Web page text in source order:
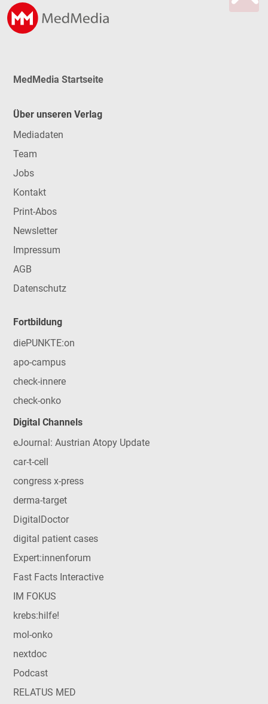
MedMedia Startseite
Über unseren Verlag
Mediadaten
Team
Jobs
Kontakt
Print-Abos
Newsletter
Impressum
AGB
Datenschutz
Fortbildung
diePUNKTE:on
apo-campus
check-innere
check-onko
Digital Channels
eJournal: Austrian Atopy Update
car-t-cell
congress x-press
derma-target
DigitalDoctor
digital patient cases
Expert:innenforum
Fast Facts Interactive
IM FOKUS
krebs:hilfe!
mol-onko
nextdoc
Podcast
RELATUS MED